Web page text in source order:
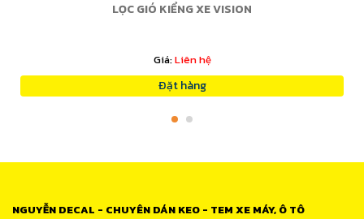
LỌC GIÓ KIỂNG XE VISION
Giá:Liên hệ
Đặt hàng
NGUYỄN DECAL - CHUYÊN DÁN KEO - TEM XE MÁY, Ô TÔ